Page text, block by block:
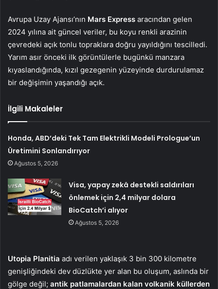
Avrupa Uzay Ajansı’nın Mars Express aracından gelen
2024 yılına ait güncel veriler, bu koyu renkli arazinin
çevredeki açık tonlu topraklara doğru yayıldığını tescilledi.
Yarım asır önceki ilk görüntülerle bugünkü manzara
kıyaslandığında, kızıl gezegenin yüzeyinde durdurulamaz
bir değişimin yaşandığı açık.
İlgili Makaleler
Honda, ABD’deki Tek Tam Elektrikli Modeli Prologue’un
Üretimini Sonlandırıyor
Ağustos 5, 2026
Visa, yapay zekâ destekli saldırıları
önlemek için 2,4 milyar dolara
BioCatch’i alıyor
Ağustos 5, 2026
Utopia Planitia adı verilen yaklaşık 3 bin 300 kilometre
genişliğindeki dev düzlükte yer alan bu oluşum, aslında bir
gölge değil; antik patlamalardan kalan volkanik küllerden